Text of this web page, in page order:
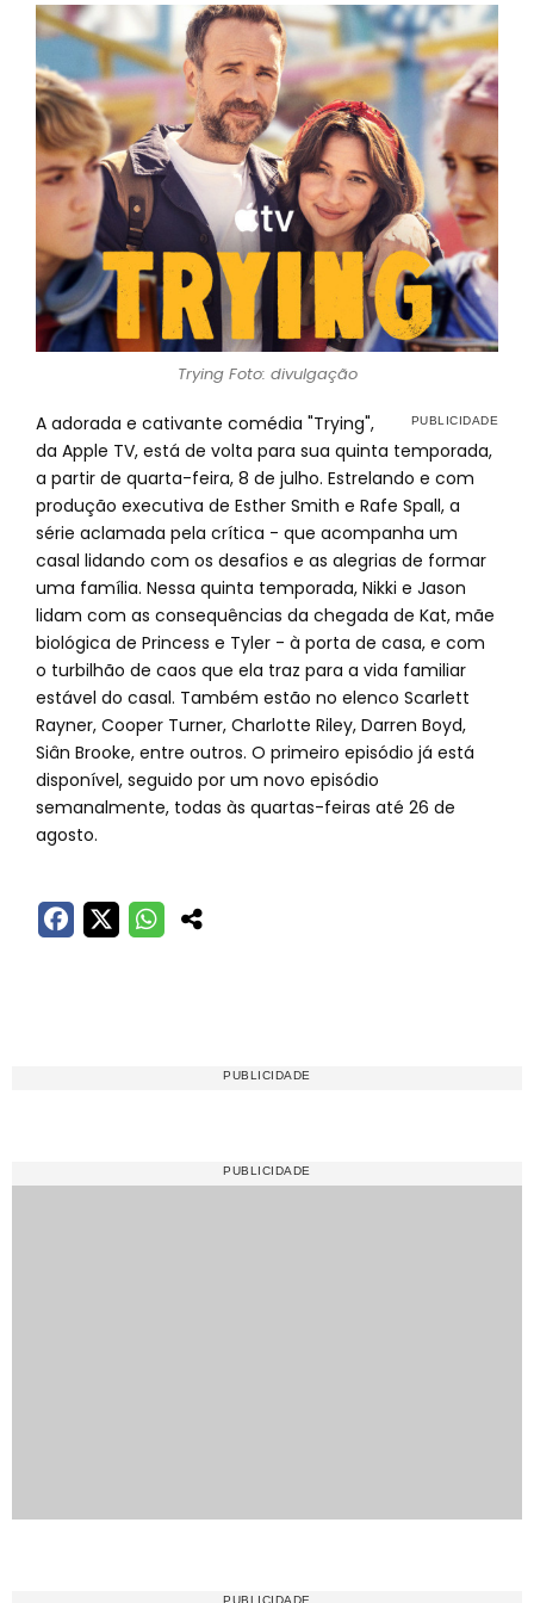
Trying Foto: divulgação
A adorada e cativante comédia "Trying",
da Apple TV, está de volta para sua quinta temporada,
a partir de quarta-feira, 8 de julho. Estrelando e com
produção executiva de Esther Smith e Rafe Spall, a
série aclamada pela crítica - que acompanha um
casal lidando com os desafios e as alegrias de formar
uma família. Nessa quinta temporada, Nikki e Jason
lidam com as consequências da chegada de Kat, mãe
biológica de Princess e Tyler - à porta de casa, e com
o turbilhão de caos que ela traz para a vida familiar
estável do casal. Também estão no elenco Scarlett
Rayner, Cooper Turner, Charlotte Riley, Darren Boyd,
Siân Brooke, entre outros. O primeiro episódio já está
disponível, seguido por um novo episódio
semanalmente, todas às quartas-feiras até 26 de
agosto.